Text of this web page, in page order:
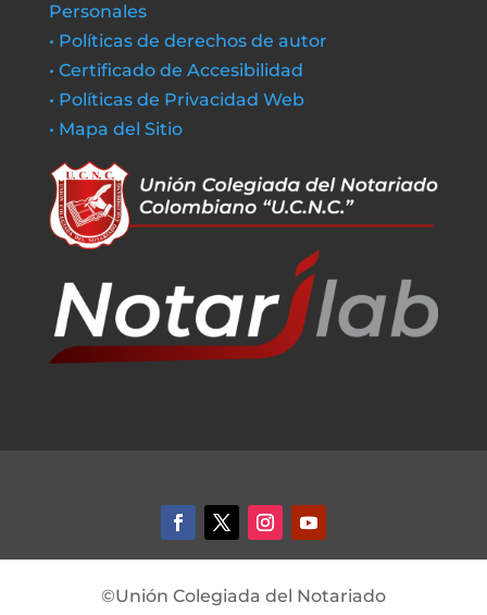
Personales
• Políticas de derechos de autor
• Certificado de Accesibilidad
• Políticas de Privacidad Web
• Mapa del Sitio
©Unión Colegiada del Notariado